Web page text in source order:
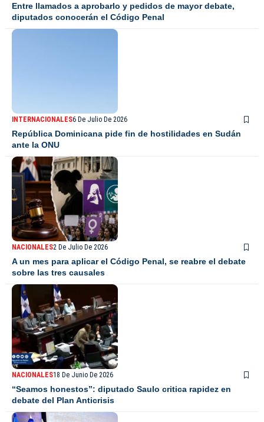
Entre llamados a aprobarlo y pedidos de mayor debate,
diputados conocerán el Código Penal
INTERNACIONALES6 De Julio De 2026
República Dominicana pide fin de hostilidades en Sudán
ante la ONU
NACIONALES2 De Julio De 2026
A un mes para aplicar el Código Penal, se reabre el debate
sobre las tres causales
NACIONALES18 De Junio De 2026
“Seamos honestos”: diputado Saulo critica rapidez en
debate del Plan Anticrisis